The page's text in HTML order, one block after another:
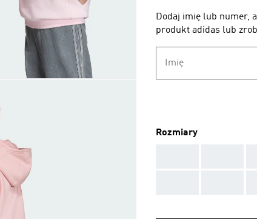
Dodaj imię lub numer,
produkt adidas lub
Imię
Rozmiary